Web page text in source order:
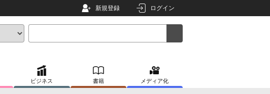
新規登録 ログイン
ビジネス 書籍 メディア化